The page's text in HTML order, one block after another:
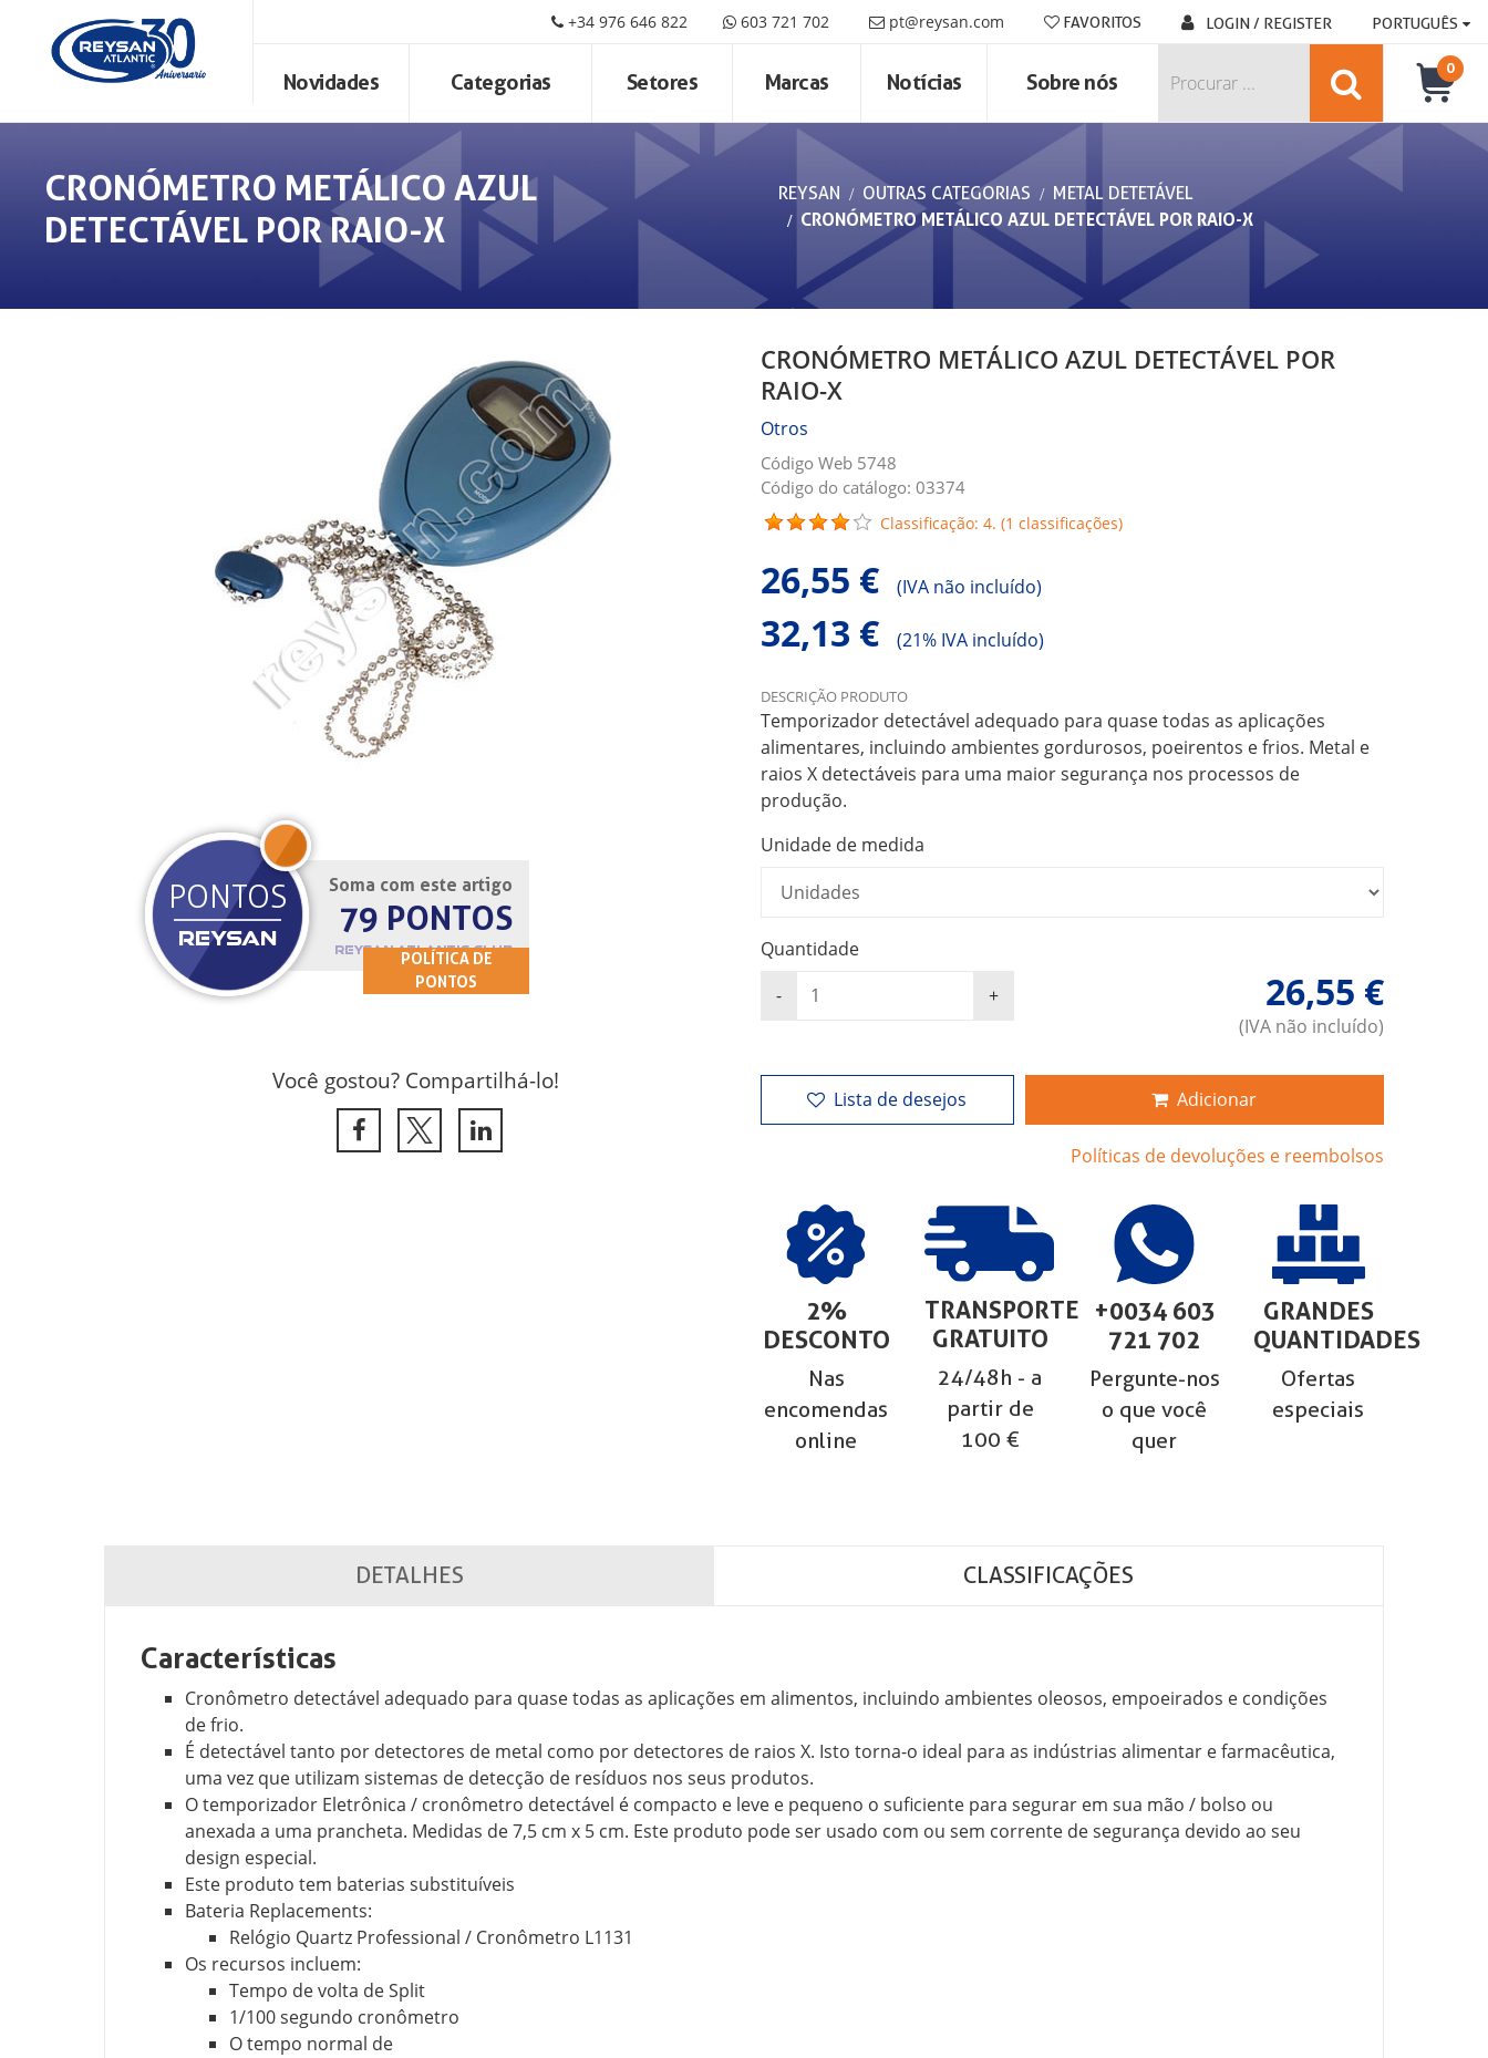
+34 976 646 822 603 721 702 pt@reysan.com FAVORITOS LOGIN / REGISTER PORTUGUÊS
Novidades Categorias Setores Marcas Notícias Sobre nós
0
CRONÓMETRO METÁLICO AZUL
DETECTÁVEL POR RAIO-X
REYSAN OUTRAS CATEGORIAS
METAL DETETÁVEL
CRONÓMETRO METÁLICO AZUL DETECTÁVEL POR RAIO-X
Soma com este artigo
79 PONTOS
REYSAN ATLANTIC CLUB
POLÍTICA DE
PONTOS
PONTOS
REYSAN
JOIN
Você gostou? Compartilhá-lo!
CRONÓMETRO METÁLICO AZUL DETECTÁVEL POR
RAIO-X
Otros
Código Web 5748
Código do catálogo: 03374
Classificação: 4. (1 classificações)
26,55 € (IVA não incluído)
32,13 € (21% IVA incluído)
DESCRIÇÃO PRODUTO
Temporizador detectável adequado para quase todas as aplicações
alimentares, incluindo ambientes gordurosos, poeirentos e frios. Metal e
raios X detectáveis para uma maior segurança nos processos de
produção.
Unidade de medida
Quantidade
26,55 €
(IVA não incluído)
Lista de desejos Adicionar
Políticas de devoluções e reembolsos
2%
DESCONTO
Nas
encomendas
online
TRANSPORTE
GRATUITO
24/48h - a
partir de
100 €
+0034 603
721 702
Pergunte-nos
o que você
quer
GRANDES
QUANTIDADES
Ofertas
especiais
DETALHES CLASSIFICAÇÕES
Características
Cronômetro detectável adequado para quase todas as aplicações em alimentos, incluindo ambientes oleosos, empoeirados e condições
de frio.
É detectável tanto por detectores de metal como por detectores de raios X. Isto torna-o ideal para as indústrias alimentar e farmacêutica,
uma vez que utilizam sistemas de detecção de resíduos nos seus produtos.
O temporizador Eletrônica / cronômetro detectável é compacto e leve e pequeno o suficiente para segurar em sua mão / bolso ou
anexada a uma prancheta. Medidas de 7,5 cm x 5 cm. Este produto pode ser usado com ou sem corrente de segurança devido ao seu
design especial.
Este produto tem baterias substituíveis
Bateria Replacements:
Relógio Quartz Professional / Cronômetro L1131
Os recursos incluem:
Tempo de volta de Split
1/100 segundo cronômetro
O tempo normal de